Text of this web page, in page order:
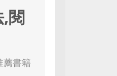
閱
薦書籍